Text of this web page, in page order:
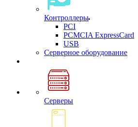
Контроллеры
PCI
PCMCIA ExpressCard
USB
Cерверное оборудование
Серверы